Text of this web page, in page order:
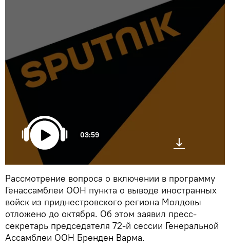
03:59
Рассмотрение вопроса о включении в программу
Генассамблеи ООН пункта о выводе иностранных
войск из приднестровского региона Молдовы
отложено до октября. Об этом заявил пресс-
секретарь председателя 72-й сессии Генеральной
Ассамблеи ООН Бренден Варма.